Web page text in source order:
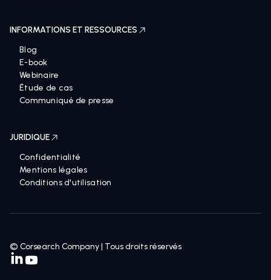
INFORMATIONS ET RESSOURCES
Blog
E-book
Webinaire
Étude de cas
Communiqué de presse
JURIDIQUE
Confidentialité
Mentions légales
Conditions d'utilisation
© Corsearch Company | Tous droits réservés